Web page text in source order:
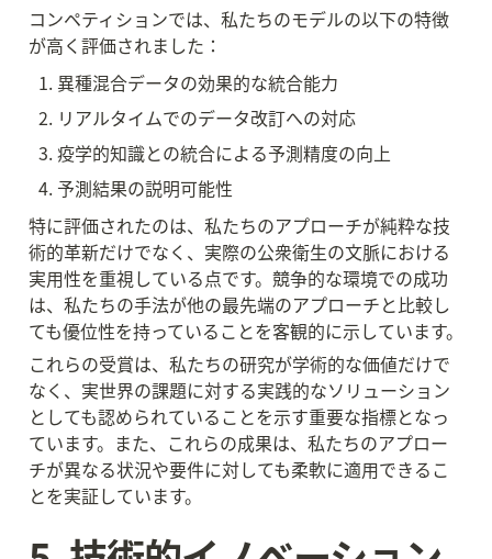
コンペティションでは、私たちのモデルの以下の特徴
が高く評価されました：
異種混合データの効果的な統合能力
リアルタイムでのデータ改訂への対応
疫学的知識との統合による予測精度の向上
予測結果の説明可能性
特に評価されたのは、私たちのアプローチが純粋な技
術的革新だけでなく、実際の公衆衛生の文脈における
実用性を重視している点です。競争的な環境での成功
は、私たちの手法が他の最先端のアプローチと比較し
ても優位性を持っていることを客観的に示しています。
これらの受賞は、私たちの研究が学術的な価値だけで
なく、実世界の課題に対する実践的なソリューション
としても認められていることを示す重要な指標となっ
ています。また、これらの成果は、私たちのアプロー
チが異なる状況や要件に対しても柔軟に適用できるこ
とを実証しています。